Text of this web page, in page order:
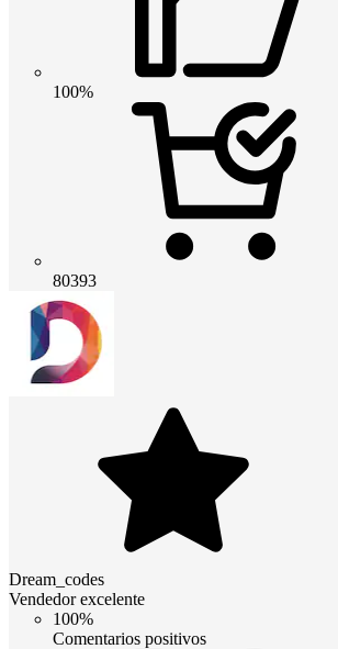
100%
80393
Dream_codes
Vendedor excelente
100%
Comentarios positivos